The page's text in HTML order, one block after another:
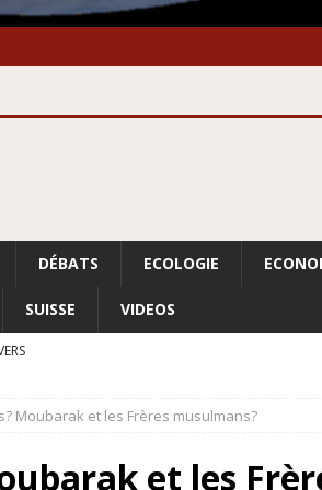
DÉBATS ECOLOGIE
SUISSE VIDEOS
en Cisjordanie et à Gaza
Moubarak et les Frères musulmans?
et les